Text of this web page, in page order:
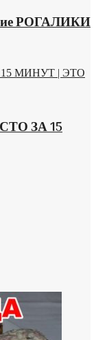
РОГАЛИКИ
МИНУТ | ЭТО
ЗА 15